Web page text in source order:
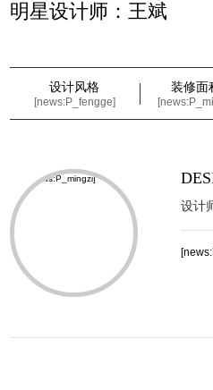
明星设计师：王斌
设计风格
[news:P_fengge]
装修面
设计